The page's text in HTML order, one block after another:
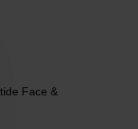
Face &